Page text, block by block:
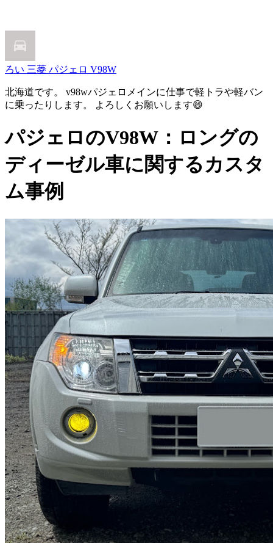
ろい 三菱 パジェロ V98W
北海道です。 v98wパジェロメインに仕事で軽トラや軽バン
に乗ったりします。 よろしくお願いします😄
パジェロのV98W：ロングの
ディーゼル車に関するカスタ
ム事例